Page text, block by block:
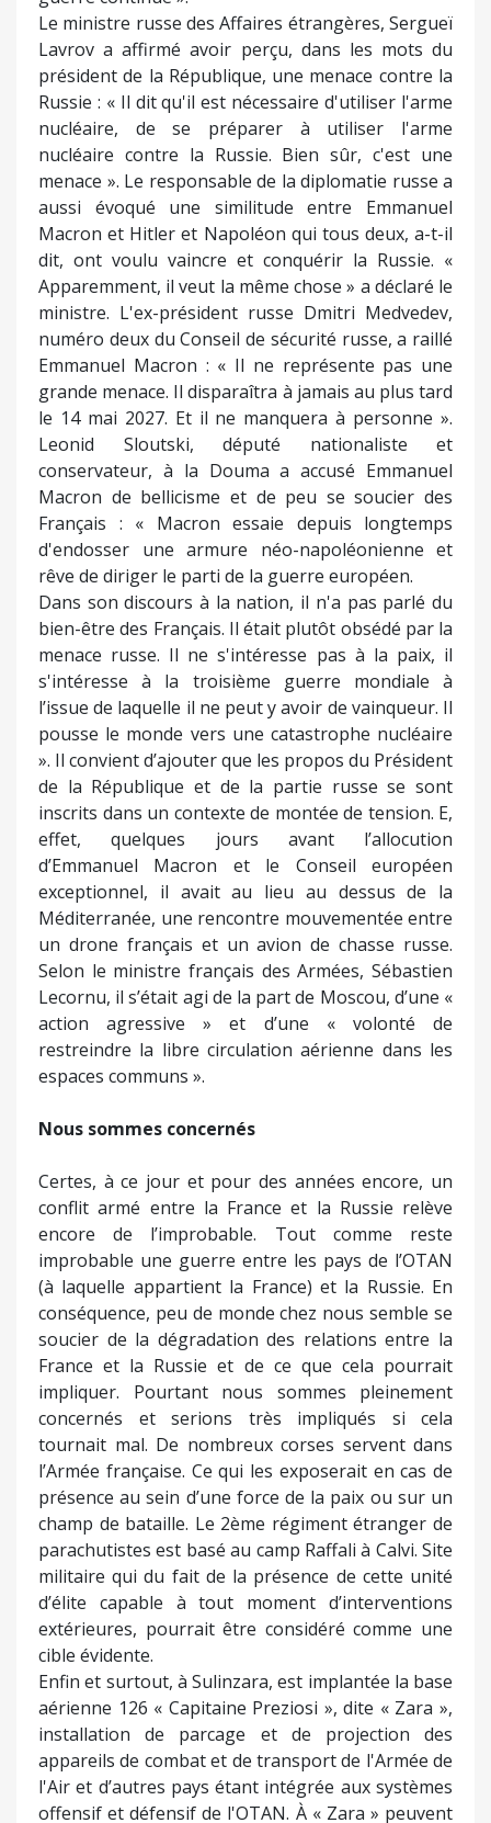
Le ministre russe des Affaires étrangères, Sergueï
Lavrov a affirmé avoir perçu, dans les mots du
président de la République, une menace contre la
Russie : « Il dit qu'il est nécessaire d'utiliser l'arme
nucléaire, de se préparer à utiliser l'arme
nucléaire contre la Russie. Bien sûr, c'est une
menace ». Le responsable de la diplomatie russe a
aussi évoqué une similitude entre Emmanuel
Macron et Hitler et Napoléon qui tous deux, a-t-il
dit, ont voulu vaincre et conquérir la Russie. «
Apparemment, il veut la même chose » a déclaré le
ministre. L'ex-président russe Dmitri Medvedev,
numéro deux du Conseil de sécurité russe, a raillé
Emmanuel Macron : « Il ne représente pas une
grande menace. Il disparaîtra à jamais au plus tard
le 14 mai 2027. Et il ne manquera à personne ».
Leonid Sloutski, député nationaliste et
conservateur, à la Douma a accusé Emmanuel
Macron de bellicisme et de peu se soucier des
Français : « Macron essaie depuis longtemps
d'endosser une armure néo-napoléonienne et
rêve de diriger le parti de la guerre européen.
Dans son discours à la nation, il n'a pas parlé du
bien-être des Français. Il était plutôt obsédé par la
menace russe. Il ne s'intéresse pas à la paix, il
s'intéresse à la troisième guerre mondiale à
l’issue de laquelle il ne peut y avoir de vainqueur. Il
pousse le monde vers une catastrophe nucléaire
». Il convient d’ajouter que les propos du Président
de la République et de la partie russe se sont
inscrits dans un contexte de montée de tension. E,
effet, quelques jours avant l’allocution
d’Emmanuel Macron et le Conseil européen
exceptionnel, il avait au lieu au dessus de la
Méditerranée, une rencontre mouvementée entre
un drone français et un avion de chasse russe.
Selon le ministre français des Armées, Sébastien
Lecornu, il s’était agi de la part de Moscou, d’une «
action agressive » et d’une « volonté de
restreindre la libre circulation aérienne dans les
espaces communs ».
Nous sommes concernés
Certes, à ce jour et pour des années encore, un
conflit armé entre la France et la Russie relève
encore de l’improbable. Tout comme reste
improbable une guerre entre les pays de l’OTAN
(à laquelle appartient la France) et la Russie. En
conséquence, peu de monde chez nous semble se
soucier de la dégradation des relations entre la
France et la Russie et de ce que cela pourrait
impliquer. Pourtant nous sommes pleinement
concernés et serions très impliqués si cela
tournait mal. De nombreux corses servent dans
l’Armée française. Ce qui les exposerait en cas de
présence au sein d’une force de la paix ou sur un
champ de bataille. Le 2ème régiment étranger de
parachutistes est basé au camp Raffali à Calvi. Site
militaire qui du fait de la présence de cette unité
d’élite capable à tout moment d’interventions
extérieures, pourrait être considéré comme une
cible évidente.
Enfin et surtout, à Sulinzara, est implantée la base
aérienne 126 « Capitaine Preziosi », dite « Zara »,
installation de parcage et de projection des
appareils de combat et de transport de l'Armée de
l'Air et d’autres pays étant intégrée aux systèmes
offensif et défensif de l'OTAN. À « Zara » peuvent